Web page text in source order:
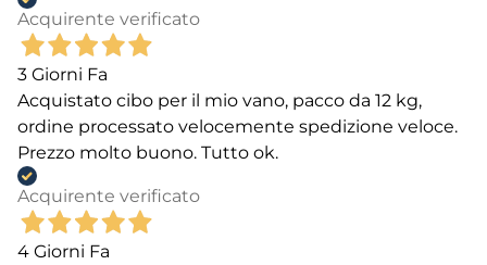
Acquirente verificato
3 Giorni Fa
Acquistato cibo per il mio vano, pacco da 12 kg,
ordine processato velocemente spedizione veloce.
Prezzo molto buono. Tutto ok.
Acquirente verificato
4 Giorni Fa